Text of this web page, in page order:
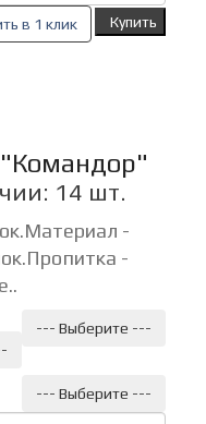
в 1 клик Купить
"Командор"
14 шт.
-
-
--- Выберите ---
--- Выберите ---